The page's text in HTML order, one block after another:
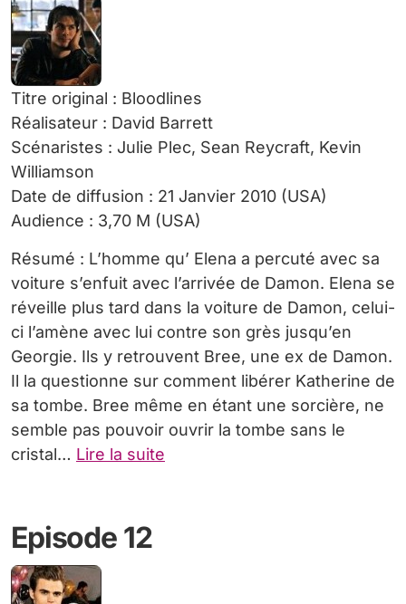
Titre original : Bloodlines
Réalisateur : David Barrett
Scénaristes : Julie Plec, Sean Reycraft, Kevin
Williamson
Date de diffusion : 21 Janvier 2010 (USA)
Audience : 3,70 M (USA)
Résumé : L’homme qu’ Elena a percuté avec sa
voiture s’enfuit avec l’arrivée de Damon. Elena se
réveille plus tard dans la voiture de Damon, celui-
ci l’amène avec lui contre son grès jusqu’en
Georgie. Ils y retrouvent Bree, une ex de Damon.
Il la questionne sur comment libérer Katherine de
sa tombe. Bree même en étant une sorcière, ne
semble pas pouvoir ouvrir la tombe sans le
cristal… Lire la suite
Episode 12